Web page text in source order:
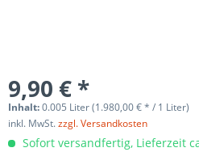
9,90 € *
Inhalt:0.005 Liter (1.980,00 € * / 1 Liter)
inkl. MwSt.zzgl. Versandkosten
Sofort versandfertig, Lieferzeit